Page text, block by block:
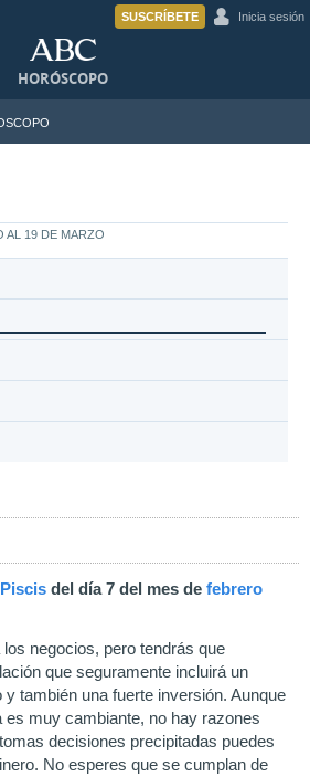
SUSCRÍBETE Inicia sesión
HORÓSCOPO
AL 19 DE MARZO
Piscis del día 7 del mes de febrero
negocios, pero tendrás que
que seguramente incluirá un
también una fuerte inversión. Aunque
es muy cambiante, no hay razones
decisiones precipitadas puedes
No esperes que se cumplan de